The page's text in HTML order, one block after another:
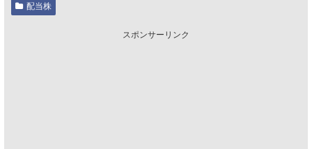
配当株
スポンサーリンク